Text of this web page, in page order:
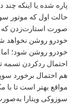
پاره شده یا اینکه
حالت اول که موتور
صورت استارت‌زدن که
خودرو روشن نخواهد
خودرو روشن شود؛
احتمال ردکردن تسمه
هم احتمال برخورد
مواقع بهتر است تا
سوزوکی ویتارا